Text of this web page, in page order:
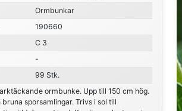
Ormbunkar
190660
C 3
-
99 Stk.
ormbunke. Upp till 150 cm hög.
sporsamlingar. Trivs i sol till